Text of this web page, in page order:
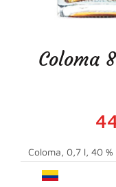
Coloma
Coloma, 0,7 l, 40 %